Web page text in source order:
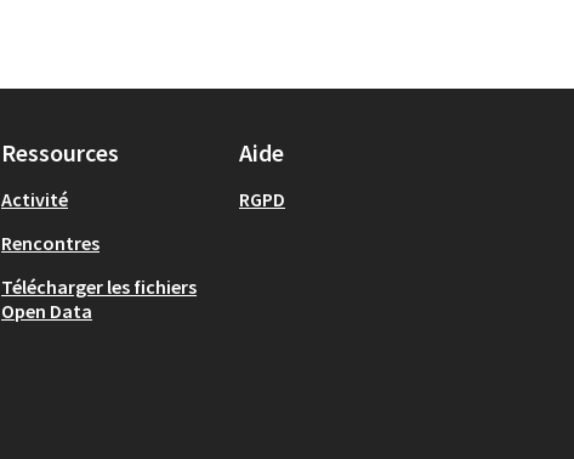
Ressources
Activité
Rencontres
Télécharger les fichiers
Open Data
Aide
RGPD